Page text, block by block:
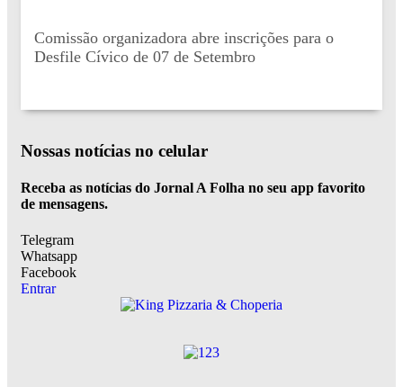
Comissão organizadora abre inscrições para o
Desfile Cívico de 07 de Setembro
Nossas notícias no celular
Receba as notícias do Jornal A Folha no seu app favorito
de mensagens.
Telegram
Whatsapp
Facebook
Entrar